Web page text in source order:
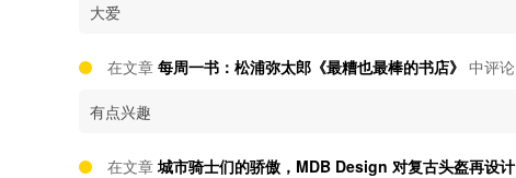
大爱
在文章 每周一书：松浦弥太郎《最糟也最棒的书店》 中评论
有点兴趣
在文章 城市骑士们的骄傲，MDB Design 对复古头盔再设计